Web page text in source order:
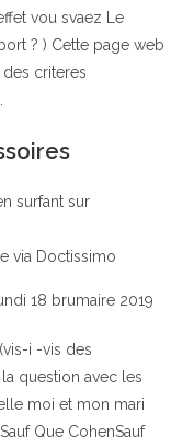
vou svaez Le
? ) Cette page web
des criteres
surfant sur
via Doctissimo
18 brumaire 2019
i -vis des
question avec les
moi et mon mari
Que CohenSauf